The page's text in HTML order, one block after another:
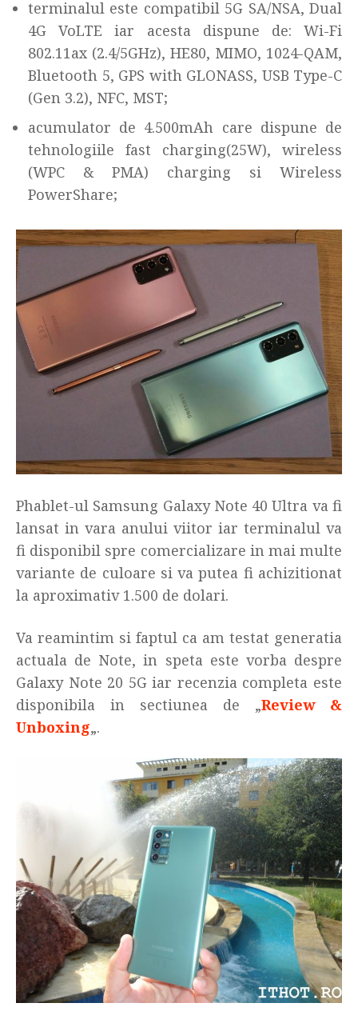
terminalul este compatibil 5G SA/NSA, Dual
4G VoLTE iar acesta dispune de: Wi-Fi
802.11ax (2.4/5GHz), HE80, MIMO, 1024-QAM,
Bluetooth 5, GPS with GLONASS, USB Type-C
(Gen 3.2), NFC, MST;
acumulator de 4.500mAh care dispune de
tehnologiile fast charging(25W), wireless
(WPC & PMA) charging si Wireless
PowerShare;
Phablet-ul Samsung Galaxy Note 40 Ultra va fi
lansat in vara anului viitor iar terminalul va
fi disponibil spre comercializare in mai multe
variante de culoare si va putea fi achizitionat
la aproximativ 1.500 de dolari.
Va reamintim si faptul ca am testat generatia
actuala de Note, in speta este vorba despre
Galaxy Note 20 5G iar recenzia completa este
disponibila in sectiunea de „Review &
Unboxing„.